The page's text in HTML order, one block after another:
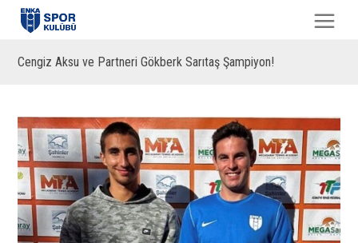
Cengiz Aksu ve Partneri Gökberk Sarıtaş Şampiyon!